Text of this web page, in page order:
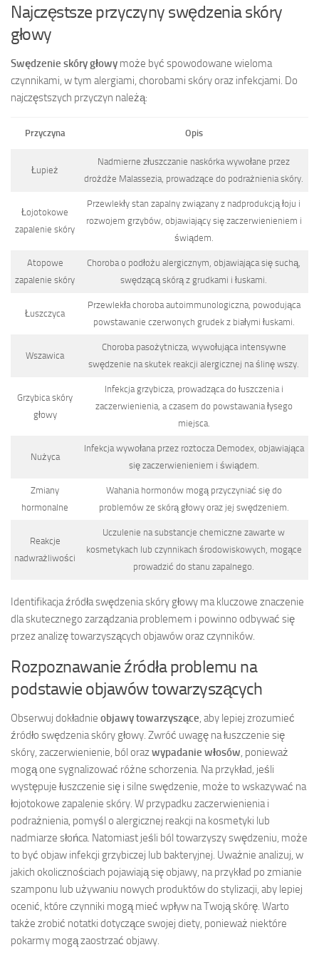
Najczęstsze przyczyny swędzenia skóry
głowy
Swędzenie skóry głowy może być spowodowane wieloma
czynnikami, w tym alergiami, chorobami skóry oraz infekcjami. Do
najczęstszych przyczyn należą:
Przyczyna Opis
Łupież
Nadmierne złuszczanie naskórka wywołane przez
drożdże Malassezia, prowadzące do podrażnienia skóry.
Łojotokowe
zapalenie skóry
Przewlekły stan zapalny związany z nadprodukcją łoju i
rozwojem grzybów, objawiający się zaczerwienieniem i
świądem.
Atopowe
zapalenie skóry
Choroba o podłożu alergicznym, objawiająca się suchą,
swędzącą skórą z grudkami i łuskami.
Łuszczyca
Przewlekła choroba autoimmunologiczna, powodująca
powstawanie czerwonych grudek z białymi łuskami.
Wszawica
Choroba pasożytnicza, wywołująca intensywne
swędzenie na skutek reakcji alergicznej na ślinę wszy.
Grzybica skóry
głowy
Infekcja grzybicza, prowadząca do łuszczenia i
zaczerwienienia, a czasem do powstawania łysego
miejsca.
Nużyca
Infekcja wywołana przez roztocza Demodex, objawiająca
się zaczerwienieniem i świądem.
Zmiany
hormonalne
Wahania hormonów mogą przyczyniać się do
problemów ze skórą głowy oraz jej swędzeniem.
Reakcje
nadwrażliwości
Uczulenie na substancje chemiczne zawarte w
kosmetykach lub czynnikach środowiskowych, mogące
prowadzić do stanu zapalnego.
Identifikacja źródła swędzenia skóry głowy ma kluczowe znaczenie
dla skutecznego zarządzania problemem i powinno odbywać się
przez analizę towarzyszących objawów oraz czynników.
Rozpoznawanie źródła problemu na
podstawie objawów towarzyszących
Obserwuj dokładnie objawy towarzyszące, aby lepiej zrozumieć
źródło swędzenia skóry głowy. Zwróć uwagę na łuszczenie się
skóry, zaczerwienienie, ból orazwypadanie włosów, ponieważ
mogą one sygnalizować różne schorzenia. Na przykład, jeśli
występuje łuszczenie się i silne swędzenie, może to wskazywać na
łojotokowe zapalenie skóry. W przypadku zaczerwienienia i
podrażnienia, pomyśl o alergicznej reakcji na kosmetyki lub
nadmiarze słońca. Natomiast jeśli ból towarzyszy swędzeniu, może
to być objaw infekcji grzybiczej lub bakteryjnej. Uważnie analizuj, w
jakich okolicznościach pojawiają się objawy, na przykład po zmianie
szamponu lub używaniu nowych produktów do stylizacji, aby lepiej
ocenić, które czynniki mogą mieć wpływ na Twoją skórę. Warto
także zrobić notatki dotyczące swojej diety, ponieważ niektóre
pokarmy mogą zaostrzać objawy.